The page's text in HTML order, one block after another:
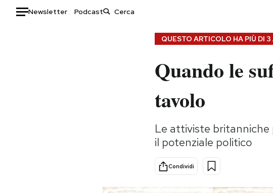
Newsletter Podcast
Storie/Idee
Ok Boomer!
Altrecose
QUESTO ARTICOLO HA PIÙ DI 3
Quando le
tavolo
Le attiviste
il potenziale politico
Condividi